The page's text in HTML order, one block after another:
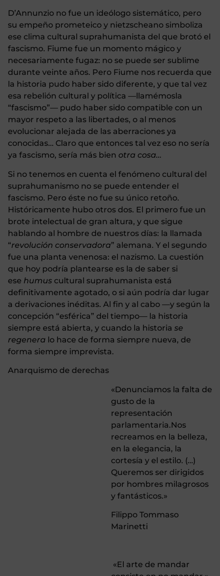
D’Annunzio no fue un ideólogo sistemático, pero
su empeño prometeico y nietzscheano simboliza
ese clima cultural suprahumanista del que brotó el
fascismo. Fiume fue un momento mágico y
necesariamente fugaz: no se puede ser sublime
durante veinte años. Pero Fiume nos recuerda que
la historia pudo haber sido diferente, y que tal vez
esa rebelión cultural y política —llamémosla
“fascismo”— pudo haber sido compatible con un
mayor respeto a las libertades, o al menos
evolucionar alejada de las aberraciones ya
conocidas… Claro que entonces tal vez eso no sería
ya fascismo, sería más bien otra cosa…
Si no tenemos en cuenta el fenómeno cultural del
suprahumanismo no se puede entender el
fascismo. Pero éste no fue su único retoño.
Históricamente hubo otros dos. El primero fue un
brote intelectual de gran altura, y que sigue
hablando al hombre de nuestros días: la llamada
“revolución conservadora” alemana. Y el segundo
fue una planta venenosa: el nazismo. La cuestión
que hoy podría plantearse es la de saber si
ese humus cultural suprahumanista está
definitivamente agotado, o si aún podría dar lugar
a derivaciones inéditas. Al fin y al cabo —y según la
concepción “esférica” del tiempo— la historia
siempre está abierta, y cuando la historia se
regenera lo hace de forma siempre nueva, de
forma siempre imprevista.
Anarquismo de derechas
«Denunciamos la falta de
gusto de la
representación
parlamentaria.Nos
recreamos en la belleza,
en la elegancia, la
cortesía y el estilo. (…)
Queremos ser dirigidos
por hombres milagrosos
y fantásticos.»
Filippo Tommaso
Marinetti
«El arte de mandar